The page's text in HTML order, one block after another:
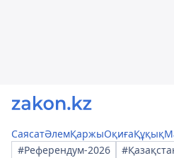
СаясатӘлемҚаржыОқиғаҚұқық
#Референдум-2026